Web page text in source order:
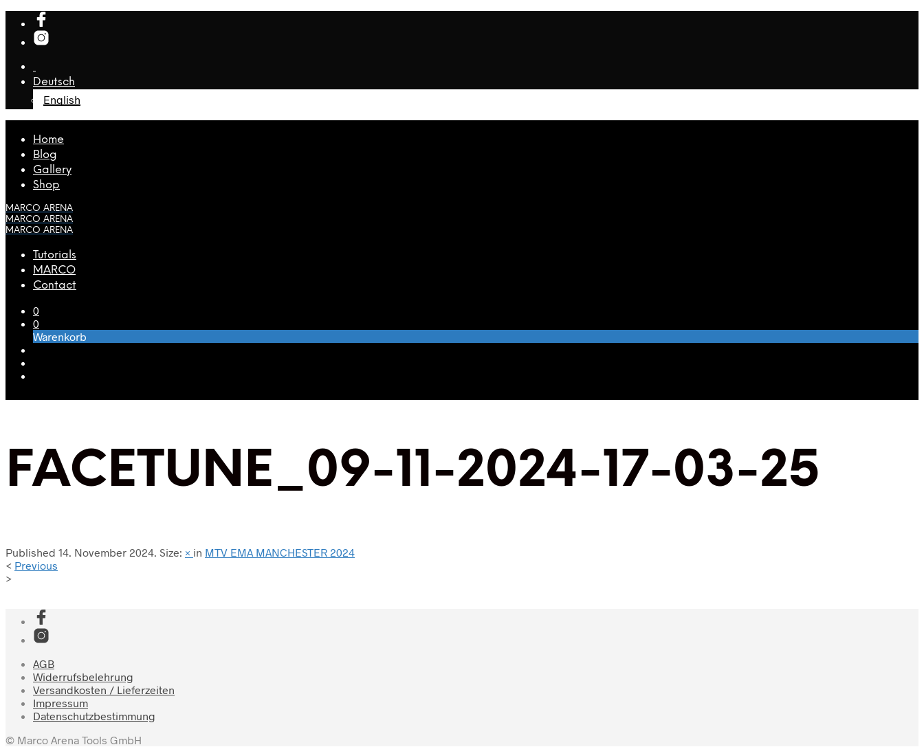
Deutsch
English
Home
Blog
Gallery
Shop
MARCO ARENA
MARCO ARENA
MARCO ARENA
Tutorials
MARCO
Contact
0
0
Warenkorb
FACETUNE_09-11-2024-17-03-25
Published 14. November 2024 . Size: × in MTV EMA MANCHESTER 2024
< Previous
>
AGB
Widerrufsbelehrung
Versandkosten / Lieferzeiten
Impressum
Datenschutzbestimmung
© Marco Arena Tools GmbH